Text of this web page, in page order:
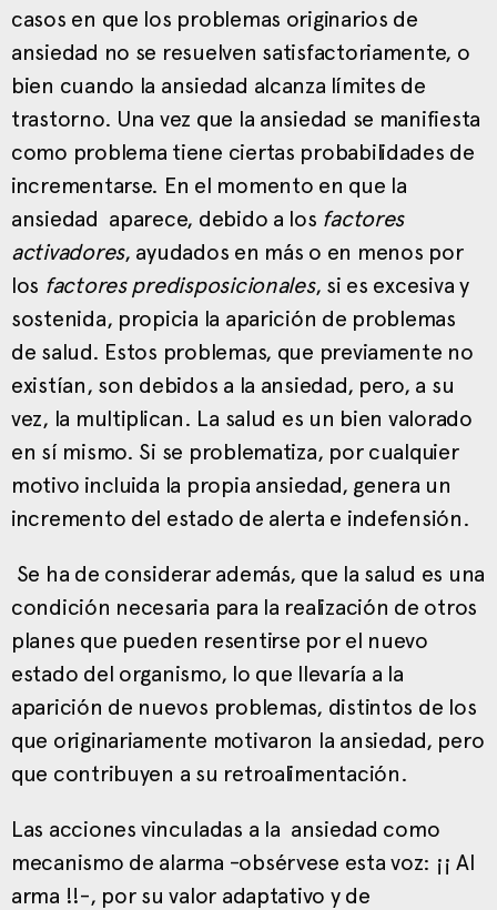
casos en que los problemas originarios de
ansiedad no se resuelven satisfactoriamente, o
bien cuando la ansiedad alcanza límites de
trastorno. Una vez que la ansiedad se manifiesta
como problema tiene ciertas probabilidades de
incrementarse. En el momento en que la
ansiedad aparece, debido a los factores
activadores, ayudados en más o en menos por
los factores predisposicionales, si es excesiva y
sostenida, propicia la aparición de problemas
de salud. Estos problemas, que previamente no
existían, son debidos a la ansiedad, pero, a su
vez, la multiplican. La salud es un bien valorado
en sí mismo. Si se problematiza, por cualquier
motivo incluida la propia ansiedad, genera un
incremento del estado de alerta e indefensión.
Se ha de considerar además, que la salud es una
condición necesaria para la realización de otros
planes que pueden resentirse por el nuevo
estado del organismo, lo que llevaría a la
aparición de nuevos problemas, distintos de los
que originariamente motivaron la ansiedad, pero
que contribuyen a su retroalimentación.
Las acciones vinculadas a la ansiedad como
mecanismo de alarma -obsérvese esta voz: ¡¡ Al
arma !!-, por su valor adaptativo y de